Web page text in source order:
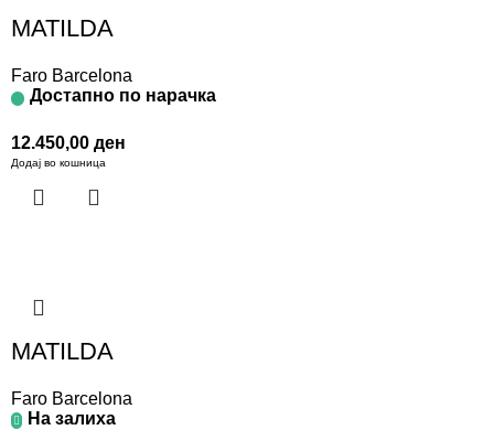
MATILDA
Faro Barcelona
Достапно по нарачка
12.450,00 ден
Додај во кошница
MATILDA
Faro Barcelona
На залиха